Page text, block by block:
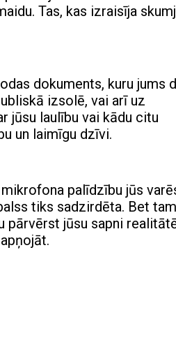
Tas, kas izraisīja
dokuments, kuru jums
izsolē, vai arī uz
jūsu laulību vai kādu citu
un laimīgu dzīvi.
palīdzību jūs
tiks sadzirdēta. Bet tam
pārvērst jūsu sapni